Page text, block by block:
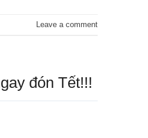
Leave a comment
đón Tết!!!